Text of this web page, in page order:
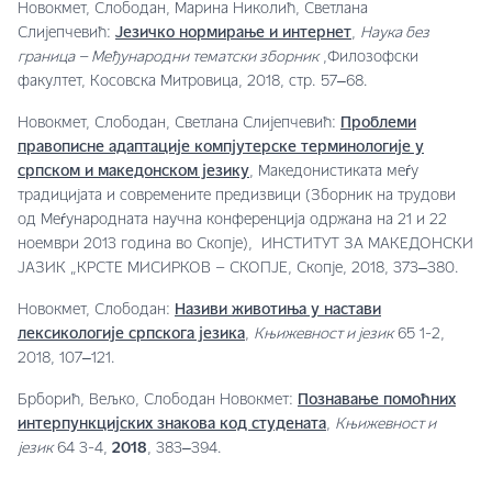
Новокмет, Слободан, Марина Николић, Светлана
Слијепчевић: Језичко нормирање и интернет, Наука без
граница – Међународни тематски зборник,Филозофски
факултет, Косовска Митровица, 2018, стр. 57‒68.
Новокмет, Слободан, Светлана Слијепчевић:
Проблеми
правописне адаптације компјутерске терминологије у
српском и македонском језику, Македонистиката меѓу
традицијата и современите предизвици (Зборник на трудови
од Меѓународната научна конференција одржана на 21 и 22
ноември 2013 година во Скопје), ИНСТИТУТ ЗА МАКЕДОНСКИ
ЈАЗИК „КРСТЕ МИСИРКОВ – СКОПЈЕ, Скопје, 2018, 373‒380.
Новокмет, Слободан: Називи животиња у настави
лексикологије српскога језика, Књижевност и језик65 1-2,
2018, 107‒121.
Брборић, Вељко, Слободан Новокмет:
Познавање помоћних
интерпункцијских знакова код студената, Књижевност и
језик64 3-4, 2018, 383‒394.